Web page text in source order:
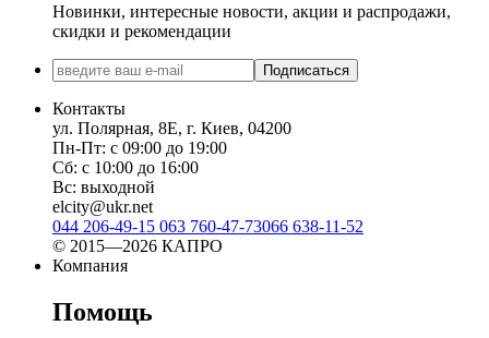
Новинки, интересные новости, акции и распродажи,
скидки и рекомендации
Подписаться
Контакты
ул. Полярная, 8Е, г. Киев, 04200
Пн-Пт: с 09:00 до 19:00
Сб: с 10:00 до 16:00
Вс: выходной
elcity@ukr.net
044 206-49-15 063 760-47-73066 638-11-52
© 2015—2026 КАПРО
Компания
Помощь